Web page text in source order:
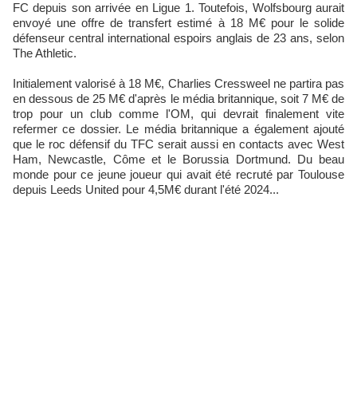
FC depuis son arrivée en Ligue 1. Toutefois, Wolfsbourg aurait
envoyé une offre de transfert estimé à 18 M€ pour le solide
défenseur central international espoirs anglais de 23 ans, selon
The Athletic.
Initialement valorisé à 18 M€, Charlies Cressweel ne partira pas
en dessous de 25 M€ d'après le média britannique, soit 7 M€ de
trop pour un club comme l'OM, qui devrait finalement vite
refermer ce dossier. Le média britannique a également ajouté
que le roc défensif du TFC serait aussi en contacts avec West
Ham, Newcastle, Côme et le Borussia Dortmund. Du beau
monde pour ce jeune joueur qui avait été recruté par Toulouse
depuis Leeds United pour 4,5M€ durant l'été 2024...